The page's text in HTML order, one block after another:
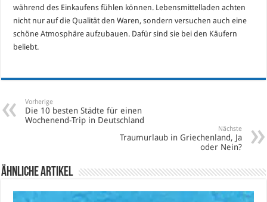
während des Einkaufens fühlen können. Lebensmittelladen achten
nicht nur auf die Qualität den Waren, sondern versuchen auch eine
schöne Atmosphäre aufzubauen. Dafür sind sie bei den Käufern
beliebt.
Vorherige
Die 10 besten Städte für einen
Wochenend-Trip in Deutschland
Nächste
Traumurlaub in Griechenland, Ja
oder Nein?
Ähnliche Artikel